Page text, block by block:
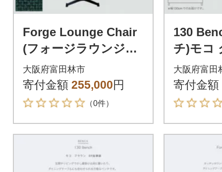
Forge Lounge Chair
(フォージラウンジチ
ェア)NC フォレスト
グリーン【SWOF】
大阪府富田林市
寄付金額 255,000円
（0件）
130
チ)モコ
鉛筆脚
大阪府富田
寄付金額